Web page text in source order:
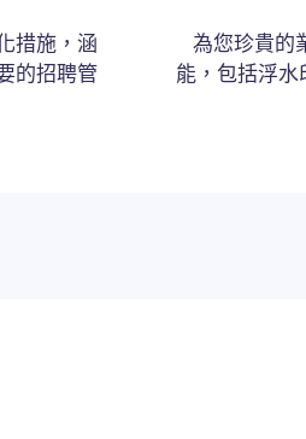
措施，涵
的招聘管
為您珍貴的
能，包括浮水